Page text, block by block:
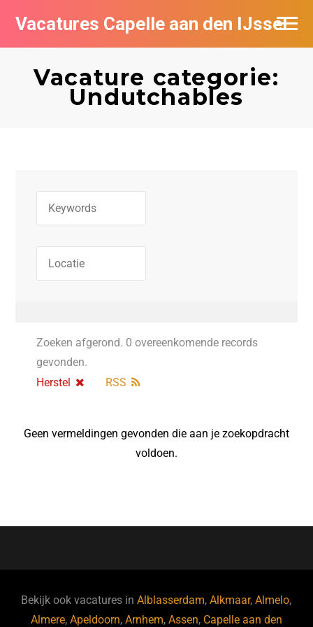
Vacatures Capelle aan den IJssel
Vacature categorie:
Undutchables
Zoeken afgerond. 0 overeenkomende records
gevonden.
Herstel
RSS
Geen vermeldingen gevonden die aan je zoekopdracht
voldoen.
Bekijk ook vacatures inAlblasserdam,Alkmaar,Almelo,
Almere, Apeldoorn, Arnhem, Assen, Capelle aan den